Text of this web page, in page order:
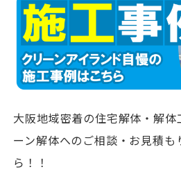
大阪地域密着の住宅解体・解体
ーン解体へのご相談・お見積も
ら！！